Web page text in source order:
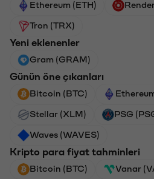
Ethereum (ETH)
Tron (TRX)
Yeni eklenenler
Gram (GRAM)
Günün öne çıkanları
Bitcoin (BTC)
Stellar (XLM) PSG
Waves (WAVES)
Kripto para fiyat tahminleri
Bitcoin (BTC) Vanar